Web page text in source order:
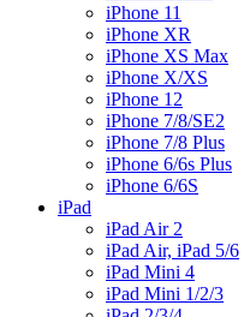
iPhone 11
iPhone XR
iPhone XS Max
iPhone X/XS
iPhone 12
iPhone 7/8/SE2
iPhone 7/8 Plus
iPhone 6/6s Plus
iPhone 6/6S
iPad
iPad Air 2
iPad Air, iPad 5/6
iPad Mini 4
iPad Mini 1/2/3